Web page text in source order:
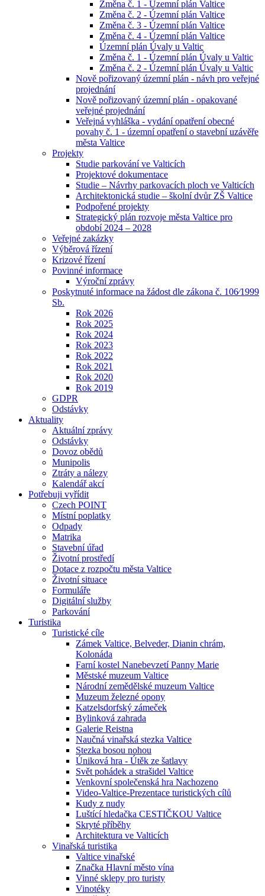
Změna č. 1 - Územní plán Valtice
Změna č. 2 - Územní plán Valtice
Změna č. 3 - Územní plán Valtice
Změna č. 4 - Územní plán Valtice
Územní plán Úvaly u Valtic
Změna č. 1 - Územní plán Úvaly u Valtic
Změna č. 2 - Územní plán Úvaly u Valtic
Nově pořizovaný územní plán - návh pro veřejné
projednání
Nově pořizovaný územní plán - opakované
veřejné projednání
Veřejná vyhláška - vydání opatření obecné
povahy č. 1 - územní opatření o stavební uzávěře
města Valtice
Projekty
Studie parkování ve Valticích
Projektové dokumentace
Studie – Návrhy parkovacích ploch ve Valticích
Architektonická studie – školní dvůr ZŠ Valtice
Podpořené projekty
Strategický plán rozvoje města Valtice pro
období 2024 – 2028
Veřejné zakázky
Výběrová řízení
Krizové řízení
Povinné informace
Výroční zprávy
Poskytnuté informace na žádost dle zákona č. 106⁄1999
Sb.
Rok 2026
Rok 2025
Rok 2024
Rok 2023
Rok 2022
Rok 2021
Rok 2020
Rok 2019
GDPR
Odstávky
Aktuality
Aktuální zprávy
Odstávky
Dovoz obědů
Munipolis
Ztráty a nálezy
Kalendář akcí
Potřebuji vyřídit
Czech POINT
Místní poplatky
Odpady
Matrika
Stavební úřad
Životní prostředí
Dotace z rozpočtu města Valtice
Životní situace
Formuláře
Digitální služby
Parkování
Turistika
Turistické cíle
Zámek Valtice, Belveder, Dianin chrám,
Kolonáda
Farní kostel Nanebevzetí Panny Marie
Městské muzeum Valtice
Národní zemědělské muzeum Valtice
Muzeum železné opony
Katzelsdorfský zámeček
Bylinková zahrada
Galerie Reistna
Naučná vinařská stezka Valtice
Stezka bosou nohou
Úniková hra - Útěk ze šatlavy
Svět pohádek a strašidel Valtice
Venkovní společenská hra Nachozeno
Video-Valtice-Prezentace turistických cílů
Kudy z nudy
Luštící hledačka CESTIČKOU Valtice
Skryté příběhy
Architektura ve Valticích
Vinařská turistika
Valtice vinařské
Značka Hlavní město vína
Vinné sklepy pro turisty
Vinotéky